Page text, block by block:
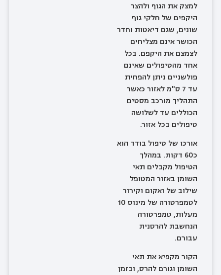
למצק את הגוף ולהצר
היקפים של חלקי גוף
שונים, שגם דיאטות וחדר
הכושר אינם מצליחים
לצמצם את היקפם. בכל
אחד מהטיפולים שאינם
פולשניים ניתן להפחית
עד 7 ס"מ לאזור כאשר
התהליך מורכב מסטים
הכוללים עד לשלושה
טיפולים בכל אזור.
אורכו של טיפול בודד הוא
כ60 דקות. במהלך
הטיפול מקבלים תאי
השומן באזור המטופל
שילוב של ואקום וקירור
לטמפרטורה של מינוס 10
מעלות, טמפרטורה
הנחשבת להרסנית
עבורם.
הקור מקפיא את תאי
השומן וגורם להרס, ובזמן